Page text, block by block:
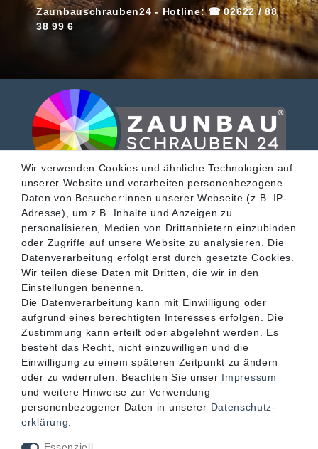
Zaunbauschrauben24 - Hotline: ☎ 02622 / 88
38 99 6
SERVICE
INFORMATIONEN
KONTAKT
Wir verwenden Cookies und ähnliche Technologien auf
unserer Website und verarbeiten personenbezogene
Daten von Besucher:innen unserer Webseite (z.B. IP-
Adresse), um z.B. Inhalte und Anzeigen zu
personalisieren, Medien von Drittanbietern einzubinden
oder Zugriffe auf unsere Website zu analysieren. Die
Datenverarbeitung erfolgt erst durch gesetzte Cookies.
Wir teilen diese Daten mit Dritten, die wir in den
Einstellungen benennen.
Die Datenverarbeitung kann mit Einwilligung oder
aufgrund eines berechtigten Interesses erfolgen. Die
Zustimmung kann erteilt oder abgelehnt werden. Es
besteht das Recht, nicht einzuwilligen und die
Einwilligung zu einem späteren Zeitpunkt zu ändern
oder zu widerrufen. Beachten Sie unser Impressum
und weitere Hinweise zur Verwendung
personenbezogener Daten in unserer Daten­schutz­
erklärung